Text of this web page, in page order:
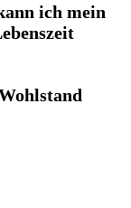
ich mein